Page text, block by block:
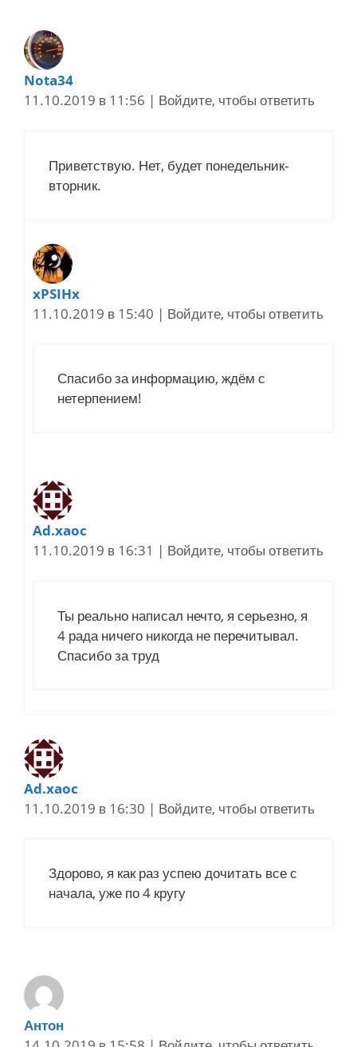
Nota34
11.10.2019 в 11:56 | Войдите, чтобы ответить
Приветствую. Нет, будет понедельник-
вторник.
xPSIHx
11.10.2019 в 15:40 | Войдите, чтобы ответить
Спасибо за информацию, ждём с
нетерпением!
Ad.xaoc
11.10.2019 в 16:31 | Войдите, чтобы ответить
Ты реально написал нечто, я серьезно, я
4 рада ничего никогда не перечитывал.
Спасибо за труд
Ad.xaoc
11.10.2019 в 16:30 | Войдите, чтобы ответить
Здорово, я как раз успею дочитать все с
начала, уже по 4 кругу
Антон